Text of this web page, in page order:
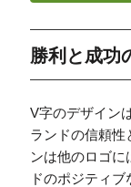
勝利と成功
V字のデザイン
ランドの信頼性
ンは他のロゴ
ドのポジティブ